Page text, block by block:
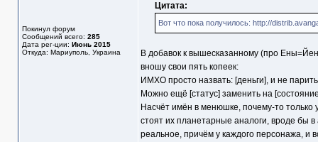
Покинул форум
Сообщений всего: 285
Дата рег-ции: Июнь 2015
Откуда: Мариуполь, Украина
Цитата:
Вот что пока получилось: http://
В добавок к вышесказанному (про
вношу свои пять копеек:
ИМХО просто назвать: [деньги], и не
Можно ещё [статус] заменить на
Насчёт имён в менюшке, почему-то только
стоят их планетарные аналоги, вроде бы
реальное, причём у каждого персонажа, и